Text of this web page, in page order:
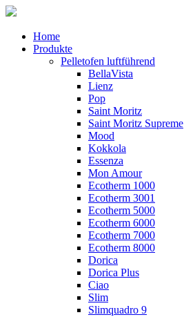
Home
Produkte
Pelletofen luftführend
BellaVista
Lienz
Pop
Saint Moritz
Saint Moritz Supreme
Mood
Kokkola
Essenza
Mon Amour
Ecotherm 1000
Ecotherm 3001
Ecotherm 5000
Ecotherm 6000
Ecotherm 7000
Ecotherm 8000
Dorica
Dorica Plus
Ciao
Slim
Slimquadro 9